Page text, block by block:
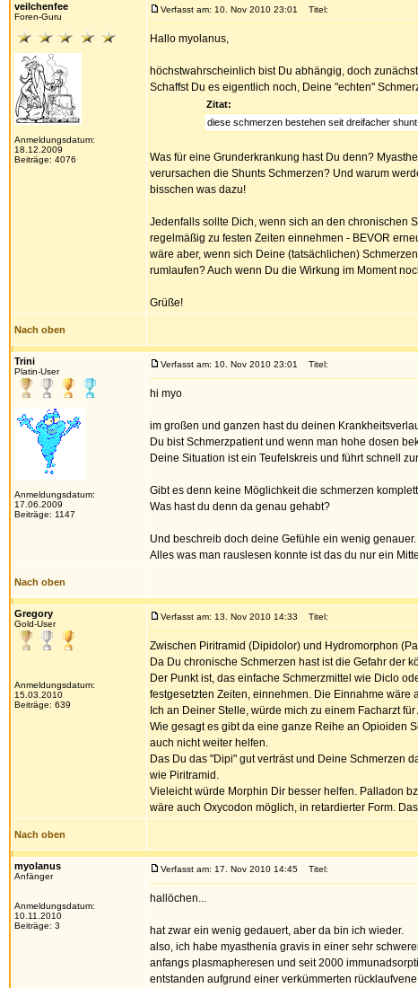
veilchenfee
Foren-Guru
Anmeldungsdatum:
18.12.2009
Beiträge: 4076
Verfasst am: 10. Nov 2010 23:01 Titel:
Hallo myolanus,
höchstwahrscheinlich bist Du abhängig, doch
Schaffst Du es eigentlich noch, Deine "echten"
Zitat:
diese schmerzen bestehen seit dreifacher
Was für eine Grunderkrankung hast Du denn?
verursachen die Shunts Schmerzen? Und warum
bisschen was dazu!
Jedenfalls sollte Dich, wenn sich an den chronischen
regelmäßig zu festen Zeiten einnehmen - BEVOR
wäre aber, wenn sich Deine (tatsächlichen)
rumlaufen? Auch wenn Du die Wirkung im Moment
Grüße!
Nach oben
Trini
Platin-User
Anmeldungsdatum:
17.06.2009
Beiträge: 1147
Verfasst am: 10. Nov 2010 23:01 Titel:
hi myo
im großen und ganzen hast du deinen
Du bist Schmerzpatient und wenn man hohe dosen
Deine Situation ist ein Teufelskreis und führt schnell
Gibt es denn keine Möglichkeit die schmerzen
Was hast du denn da genau gehabt?
Und beschreib doch deine Gefühle ein wenig genauer.
Alles was man rauslesen konnte ist das du nur ein
Nach oben
Gregory
Gold-User
Anmeldungsdatum:
15.03.2010
Beiträge: 639
Verfasst am: 13. Nov 2010 14:33 Titel:
Zwischen Piritramid (Dipidolor) und Hydromorphon
Da Du chronische Schmerzen hast ist die Gefahr der
Der Punkt ist, das einfache Schmerzmittel wie Diclo
festgesetzten Zeiten, einnehmen. Die Einnahme
Ich an Deiner Stelle, würde mich zu einem Facharzt
Wie gesagt es gibt da eine ganze Reihe an Opioiden
auch nicht weiter helfen.
Das Du das "Dipi" gut verträst und Deine Schmerzen
wie Piritramid.
Vieleicht würde Morphin Dir besser helfen. Palladon
wäre auch Oxycodon möglich, in retardierter Form.
Nach oben
myolanus
Anfänger
Anmeldungsdatum:
10.11.2010
Beiträge: 3
Verfasst am: 17. Nov 2010 14:45 Titel:
hallöchen...
hat zwar ein wenig gedauert, aber da bin ich wieder.
also, ich habe myasthenia gravis in einer sehr
anfangs plasmapheresen und seit 2000
entstanden aufgrund einer verkümmerten